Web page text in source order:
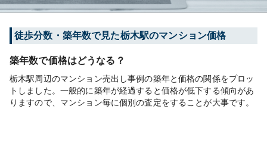
徒歩分数・築年数で見た栃木駅のマンション価格
築年数で価格はどうなる？
栃木駅周辺のマンション売出し事例の築年と価格の関係をプロッ
トしました。一般的に築年が経過すると価格が低下する傾向があ
りますので、マンション毎に個別の査定をすることが大事です。